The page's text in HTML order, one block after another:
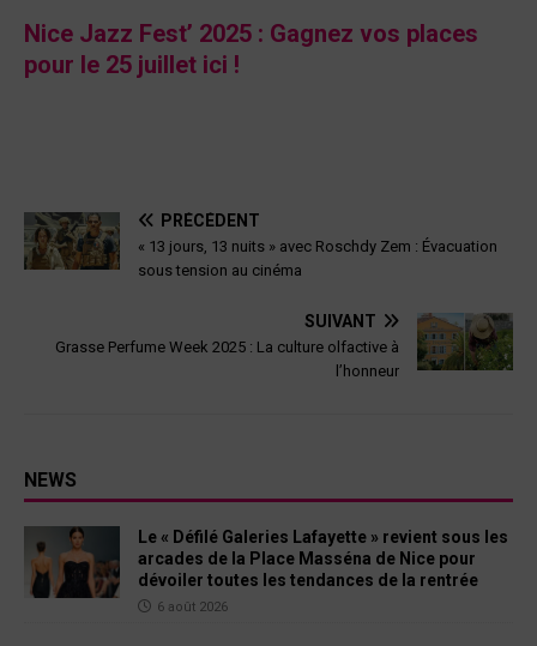
Nice Jazz Fest’ 2025 : Gagnez vos places
pour le 25 juillet ici !
PRÉCÉDENT
« 13 jours, 13 nuits » avec Roschdy Zem : Évacuation
sous tension au cinéma
SUIVANT
Grasse Perfume Week 2025 : La culture olfactive à
l’honneur
NEWS
Le « Défilé Galeries Lafayette » revient sous les
arcades de la Place Masséna de Nice pour
dévoiler toutes les tendances de la rentrée
6 août 2026